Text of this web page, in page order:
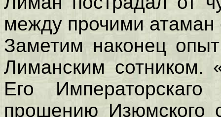
между прочими
Заметим наконец
Лиманским
Его
прошению Изюмского